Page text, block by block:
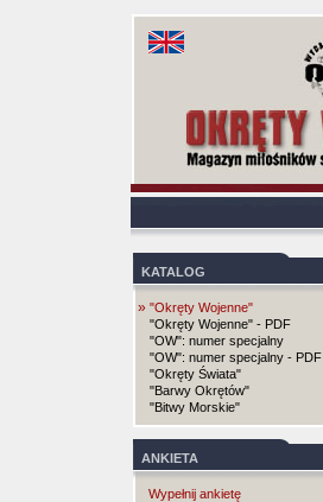
KATALOG
» "Okręty Wojenne"
"Okręty Wojenne" - PDF
"OW": numer specjalny
"OW": numer specjalny - PDF
"Okręty Świata"
"Barwy Okrętów"
"Bitwy Morskie"
ANKIETA
Wypełnij ankietę